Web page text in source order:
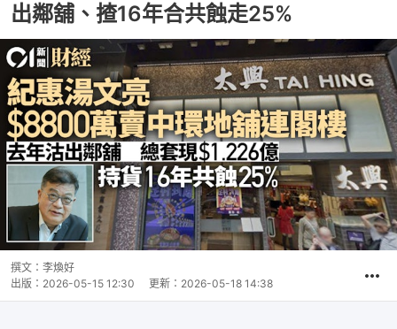
出鄰舖、揸16年合共蝕走25%
撰文： 李煥好
出版： 2026-05-15 12:30 更新： 2026-05-18 14:38